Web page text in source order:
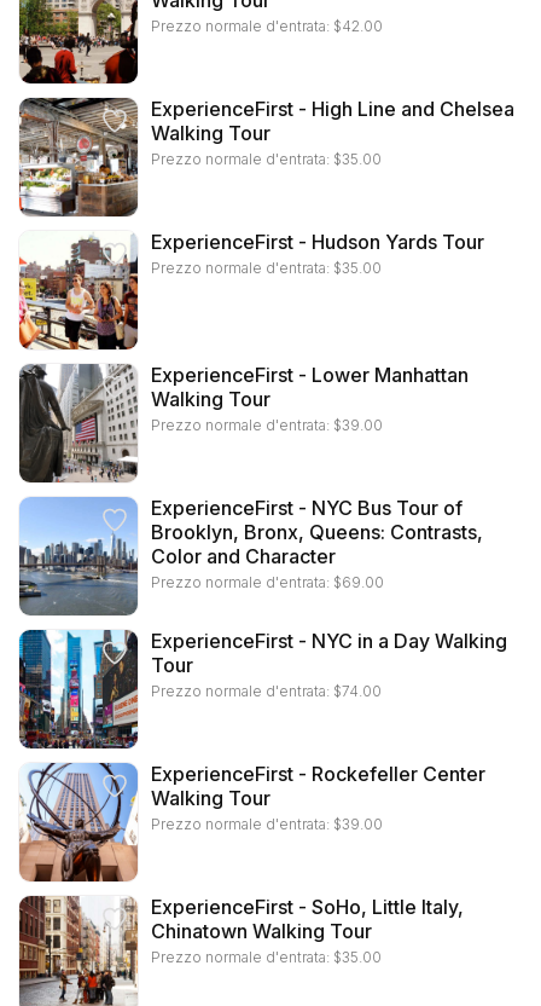
Prezzo normale d'entrata: $42.00
ExperienceFirst - High Line and Chelsea
Walking Tour
Prezzo normale d'entrata: $35.00
ExperienceFirst - Hudson Yards Tour
Prezzo normale d'entrata: $35.00
ExperienceFirst - Lower Manhattan
Walking Tour
Prezzo normale d'entrata: $39.00
ExperienceFirst - NYC Bus Tour of
Brooklyn, Bronx, Queens: Contrasts,
Color and Character
Prezzo normale d'entrata: $69.00
ExperienceFirst - NYC in a Day Walking
Tour
Prezzo normale d'entrata: $74.00
ExperienceFirst - Rockefeller Center
Walking Tour
Prezzo normale d'entrata: $39.00
ExperienceFirst - SoHo, Little Italy,
Chinatown Walking Tour
Prezzo normale d'entrata: $35.00